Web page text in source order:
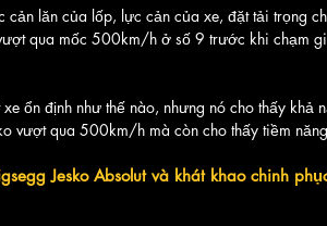
cản lăn của lốp, lực cản của xe, đặt tải trọng
qua mốc 500km/h ở số 9 trước khi chạm
ổn định như thế nào, nhưng nó cho thấy
vượt qua 500km/h mà còn cho thấy tiềm
Jesko Absolut và khát khao chinh